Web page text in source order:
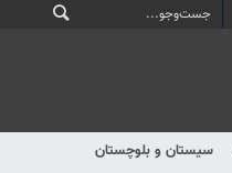
سیستان و بلوچستان